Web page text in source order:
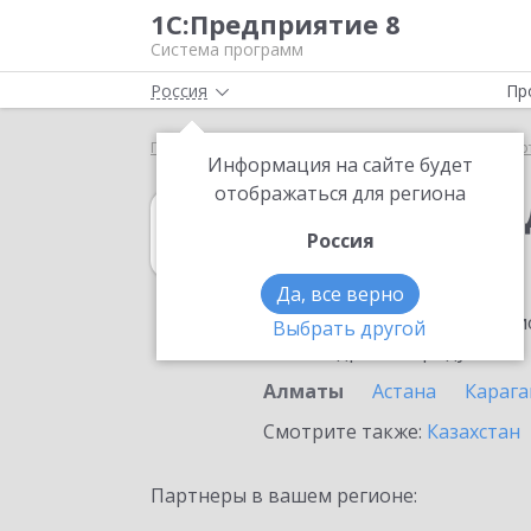
1С:Предприятие 8
Система программ
Россия
Информация на сайте будет
отображаться для региона
Россия
Да, все верно
Выбрать другой
Главная Выбор
1С:Платежные
в Алматы
Ознакомьтесь с
Алматы
Астана
Смотрите также: Казахстан
Партнеры в вашем регионе: